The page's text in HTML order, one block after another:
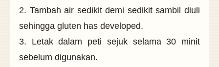
2. Tambah air sedikit demi sedikit sambil diuli
sehingga gluten has developed.
3. Letak dalam peti sejuk selama 30 minit
sebelum digunakan.